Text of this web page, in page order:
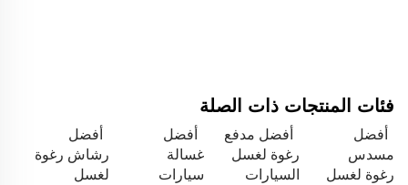
فئات المنتجات ذات الصلة
أفضل
مسدس
رغوة لغسل
أفضل مدفع
رغوة لغسل
السيارات
أفضل
غسالة
سيارات
أفضل
رشاش رغوة
لغسل